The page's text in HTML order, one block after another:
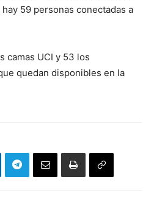
59 personas conectadas a
camas UCI y 53 los
quedan disponibles en la